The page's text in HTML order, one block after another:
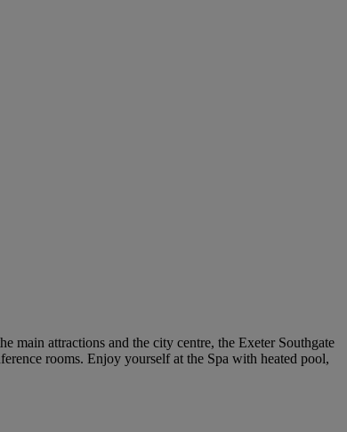
main attractions and the city centre, the Exeter Southgate
rooms. Enjoy yourself at the Spa with heated pool,